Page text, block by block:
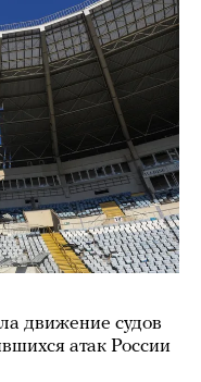
движение судов
атак России